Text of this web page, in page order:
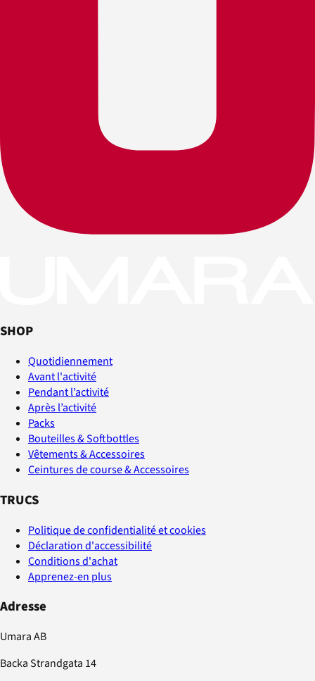
SHOP
Quotidiennement
Avant l'activité
Pendant l’activité
Après l’activité
Packs
Bouteilles & Softbottles
Vêtements & Accessoires
Ceintures de course & Accessoires
TRUCS
Politique de confidentialité et cookies
Déclaration d'accessibilité
Conditions d'achat
Apprenez-en plus
Adresse
Umara AB
Backa Strandgata 14